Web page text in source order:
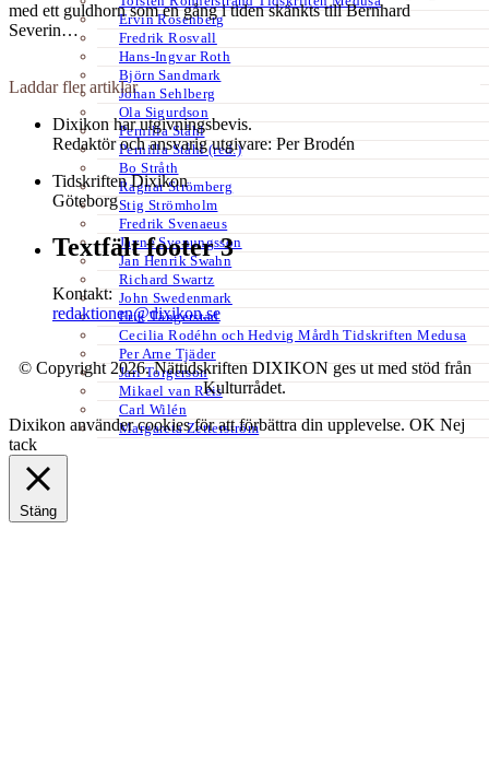
Ervin Rosenberg
Fredrik Rosvall
Hans-Ingvar Roth
Björn Sandmark
Johan Sehlberg
Ola Sigurdson
Pernilla Ståhl
Pernilla Ståhl (red.)
Bo Stråth
Ragnar Strömberg
Stig Strömholm
Fredrik Svenaeus
Jayne Svenungsson
Jan Henrik Swahn
Richard Swartz
John Swedenmark
Erik Tängerstad
Cecilia Rodéhn och Hedvig Mårdh Tidskriften Medusa
Per Arne Tjäder
Jarl Torgerson
Mikael van Reis
Carl Wilén
Margareta Zetterström
med ett guldhorn som en gång i tiden skänkts till Bernhard
Severin…
Laddar fler artiklar
Dixikon har utgivningsbevis.
Redaktör och ansvarig utgivare: Per Brodén
Tidskriften Dixikon
Göteborg
Textfält footer 3
Kontakt:
redaktionen@dixikon.se
© Copyright 2026. Nättidskriften DIXIKON ges ut med stöd från
Kulturrådet.
Dixikon använder cookies för att förbättra din upplevelse.OK Nej
tack
Stäng